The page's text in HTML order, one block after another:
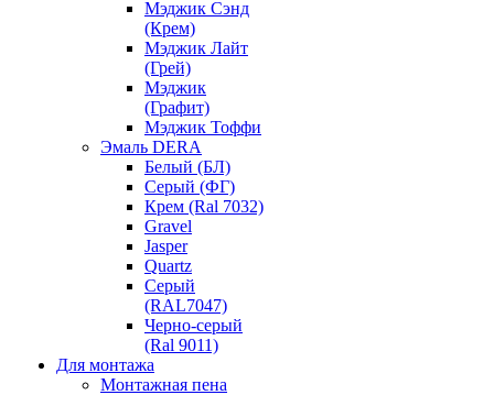
Мэджик Сэнд
(Крем)
Мэджик Лайт
(Грей)
Мэджик
(Графит)
Мэджик Тоффи
Эмаль DERA
Белый (БЛ)
Серый (ФГ)
Крем (Ral 7032)
Gravel
Jasper
Quartz
Серый
(RAL7047)
Черно-серый
(Ral 9011)
Для монтажа
Монтажная пена